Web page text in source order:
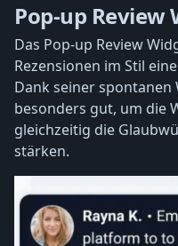
Pop-up Review
Das Pop-up Review
Rezensionen im Stil
Dank seiner spontanen
besonders gut, um die
gleichzeitig die
stärken.